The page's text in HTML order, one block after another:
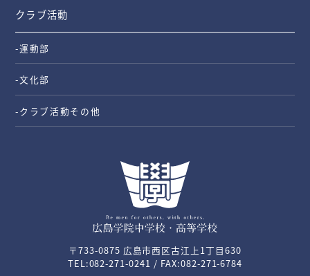
〒733-0875 広島市西区古江上1丁目630
TEL:082-271-0241 / FAX:082-271-6784
クラブ活動
-運動部
-文化部
-クラブ活動その他